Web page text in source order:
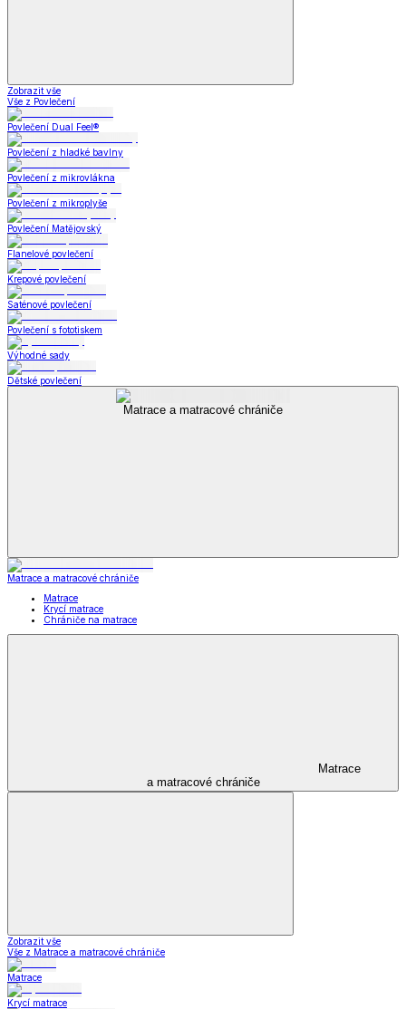
Zobrazit vše
Vše z Povlečení
Povlečení Dual Feel®
Povlečení z hladké bavlny
Povlečení z mikrovlákna
Povlečení z mikroplyše
Povlečení Matějovský
Flanelové povlečení
Krepové povlečení
Saténové povlečení
Povlečení s fototiskem
Výhodné sady
Dětské povlečení
Matrace a matracové chrániče
Matrace a matracové chrániče
Matrace
Krycí matrace
Chrániče na matrace
Matrace
a matracové chrániče
Zobrazit vše
Vše z Matrace a matracové chrániče
Matrace
Krycí matrace